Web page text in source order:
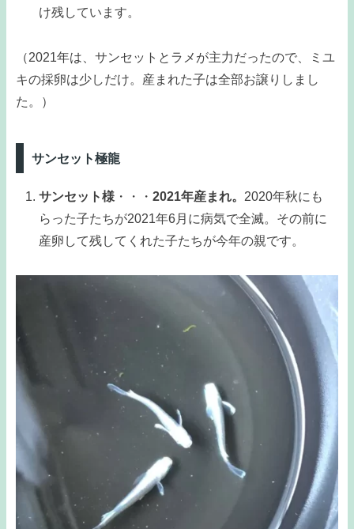
け残しています。
（2021年は、サンセットとラメが主力だったので、ミユ
キの採卵は少しだけ。産まれた子は全部お譲りしまし
た。）
サンセット極龍
サンセット様 ・・・2021年産まれ。 2020年秋にも
らった子たちが2021年6月に病気で全滅。その前に
産卵して残してくれた子たちが今年の親です。